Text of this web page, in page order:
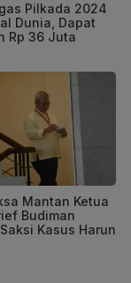
Pilkada 2024
Dunia, Dapat
Rp 36 Juta
Mantan Ketua
Budiman
Kasus Harun